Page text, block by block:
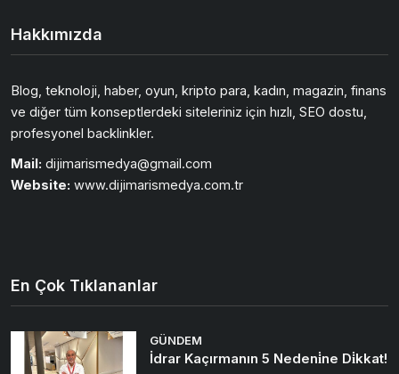
Hakkımızda
Blog, teknoloji, haber, oyun, kripto para, kadın, magazin, finans
ve diğer tüm konseptlerdeki siteleriniz için hızlı, SEO dostu,
profesyonel backlinkler.
Mail: dijimarismedya@gmail.com
Website: www.dijimarismedya.com.tr
En Çok Tıklananlar
GÜNDEM
İdrar Kaçırmanın 5 Nedeni̇ne Di̇kkat!